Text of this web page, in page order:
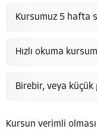
Kursumuz 5 hafta
Hızlı okuma
Birebir, veya
Kursun verimli